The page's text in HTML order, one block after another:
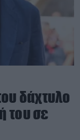
δάχτυλο
του σε